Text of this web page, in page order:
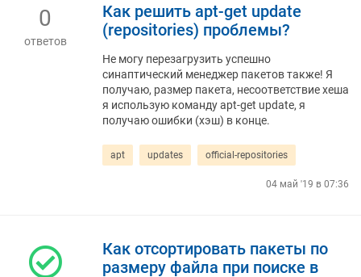
0
ответов
Как решить apt-get update
(repositories) проблемы?
Не могу перезагрузить успешно
синаптический менеджер пакетов также! Я
получаю, размер пакета, несоответствие хеша
я использую команду apt-get update, я
получаю ошибки (хэш) в конце.
apt updates official-repositories
04 май '19 в 07:36
Как отсортировать пакеты по
размеру файла при поиске в